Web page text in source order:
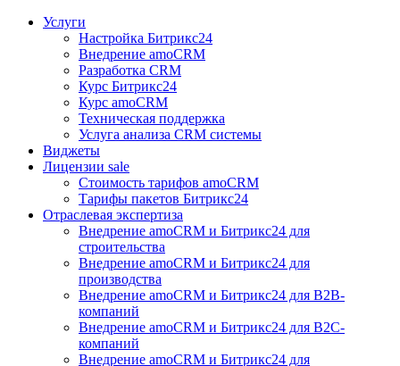
Услуги
Настройка Битрикс24
Внедрение amoCRM
Разработка CRM
Курс Битрикс24
Курс amoCRM
Техническая поддержка
Услуга анализа CRM системы
Виджеты
Лицензии sale
Стоимость тарифов amoCRM
Тарифы пакетов Битрикс24
Отраслевая экспертиза
Внедрение amoCRM и Битрикс24 для
строительства
Внедрение amoCRM и Битрикс24 для
производства
Внедрение amoCRM и Битрикс24 для В2В-
компаний
Внедрение amoCRM и Битрикс24 для В2С-
компаний
Внедрение amoCRM и Битрикс24 для